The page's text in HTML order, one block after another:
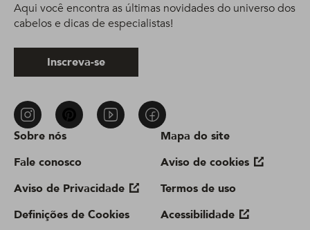
Sobre nós
Fale conosco
Aviso de Privacidade
Definições de Cookies
Mapa do site
Aviso de cookies
Termos de uso
Acessibilidade
Aqui você encontra as últimas novidades do universo dos
cabelos e dicas de especialistas!
Inscreva-se